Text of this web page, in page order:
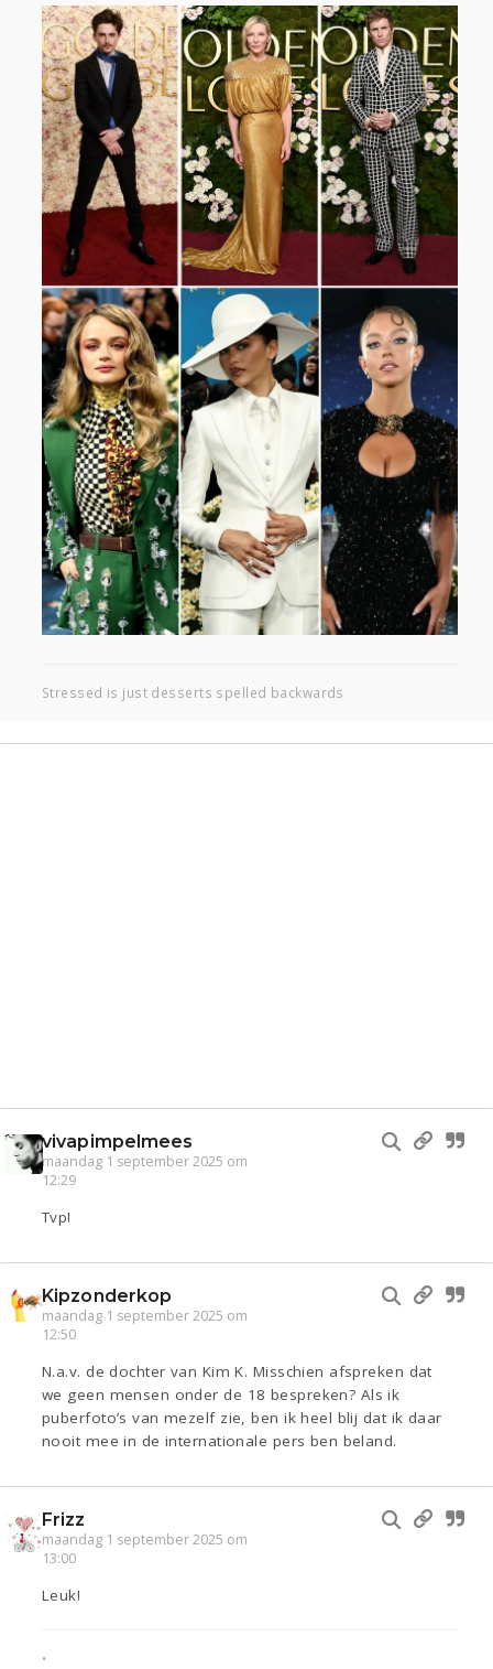
Sport
Contact Viva zoekt
Aangeboden
Gevraagd
Horen Doen
Zien
Lezen
Stressed is just desserts spelled backwards
vivapimpelmees
maandag 1 september 2025 om
12:29
Tvp!
Kipzonderkop
maandag 1 september 2025 om
12:50
N.a.v. de dochter van Kim K. Misschien afspreken dat
we geen mensen onder de 18 bespreken? Als ik
puberfoto’s van mezelf zie, ben ik heel blij dat ik daar
nooit mee in de internationale pers ben beland.
Frizz
maandag 1 september 2025 om
13:00
Leuk!
•